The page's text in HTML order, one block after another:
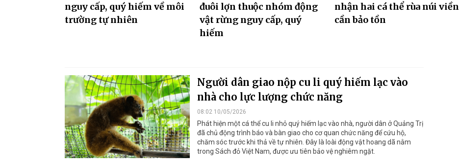
nguy cấp, quý hiếm về môi
trường tự nhiên
đuôi lợn thuộc nhóm động
vật rừng nguy cấp, quý
hiếm
nhận hai cá thể rùa núi viền
cần bảo tồn
Người dân giao nộp cu li quý hiếm lạc vào
nhà cho lực lượng chức năng
08:02 10/05/2026
Phát hiện một cá thể cu li nhỏ quý hiếm lạc vào nhà, người dân ở Quảng Trị
đã chủ động trình báo và bàn giao cho cơ quan chức năng để cứu hộ,
chăm sóc trước khi thả về tự nhiên. Đây là loài động vật hoang dã nằm
trong Sách đỏ Việt Nam, được ưu tiên bảo vệ nghiêm ngặt.